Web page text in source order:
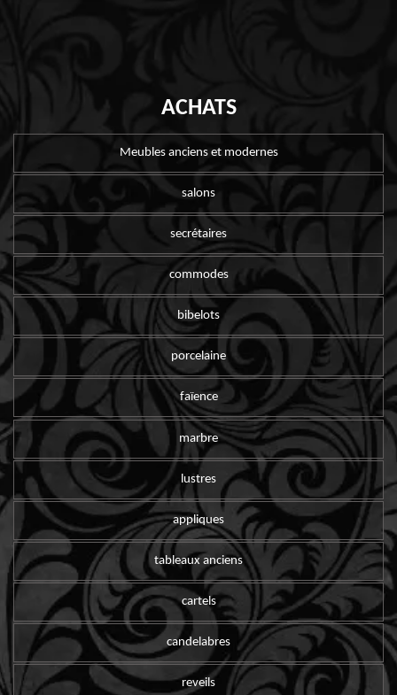
ACHATS
Meubles anciens et modernes
salons
secrétaires
commodes
bibelots
porcelaine
faïence
marbre
lustres
appliques
tableaux anciens
cartels
candelabres
reveils